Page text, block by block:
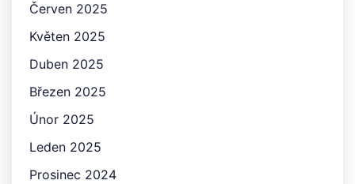
Červen 2025
Květen 2025
Duben 2025
Březen 2025
Únor 2025
Leden 2025
Prosinec 2024